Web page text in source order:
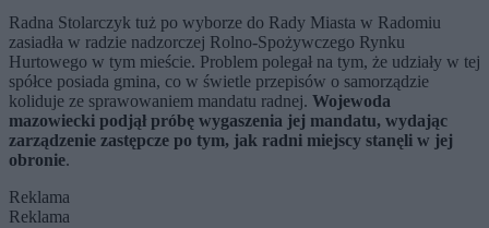
Radna Stolarczyk tuż po wyborze do Rady Miasta w Radomiu
zasiadła w radzie nadzorczej Rolno-Spożywczego Rynku
Hurtowego w tym mieście. Problem polegał na tym, że udziały w tej
spółce posiada gmina, co w świetle przepisów o samorządzie
koliduje ze sprawowaniem mandatu radnej. Wojewoda
mazowiecki podjął próbę wygaszenia jej mandatu, wydając
zarządzenie zastępcze po tym, jak radni miejscy stanęli w jej
obronie.
Reklama
Reklama